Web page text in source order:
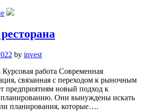
by invest
работа Современная
связанная с переходом к рыночным
предприятиям новый подход к
Они вынуждены искать
планирования, которые….